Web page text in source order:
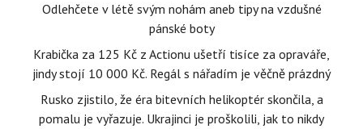
Odlehčete v létě svým nohám aneb tipy na vzdušné
pánské boty
Krabička za 125 Kč z Actionu ušetří tisíce za opraváře,
jindy stojí 10 000 Kč. Regál s nářadím je věčně prázdný
Rusko zjistilo, že éra bitevních helikoptér skončila, a
pomalu je vyřazuje. Ukrajinci je proškolili, jak to nikdy